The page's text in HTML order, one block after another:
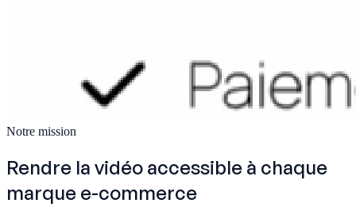
Notre mission
Rendre la vidéo accessible à chaque
marque e-commerce